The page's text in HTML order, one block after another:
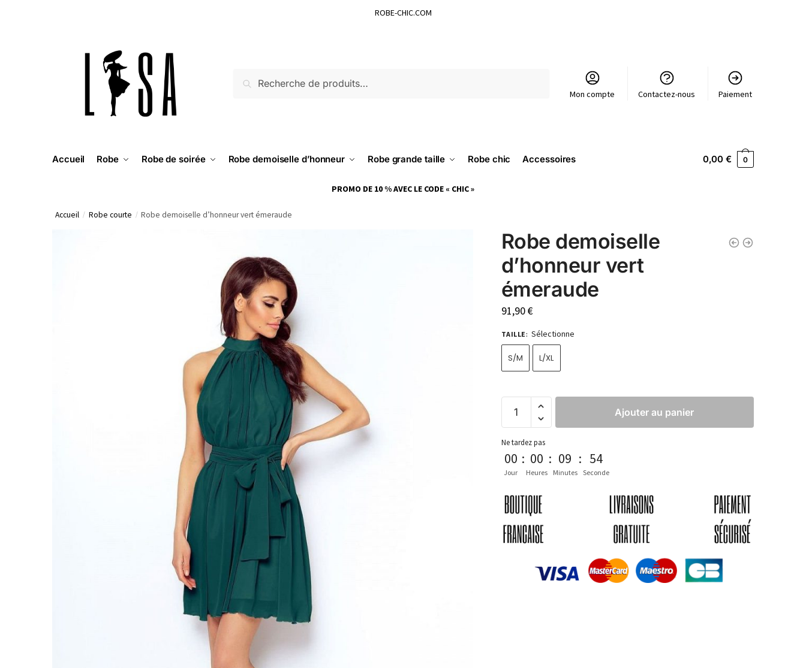
ROBE-CHIC.COM
RECHERCHE
Mon compte Contactez-nous Paiement
Accueil Robe Robe de soirée Robe demoiselle d’honneur Robe grande taille Robe chic Accessoires 0,00€ 0
PROMO DE 10 % AVEC LE CODE « CHIC »
Accueil / Robe courte / Robe demoiselle d’honneur vert émeraude
Robe demoiselle
d’honneur vert
émeraude
91,90€
TAILLE: Sélectionne
S/M L/XL
Ajouter au panier
Ne tardez pas
00
Jour
: 00
Heures
: 09
Minutes
: 53
Seconde